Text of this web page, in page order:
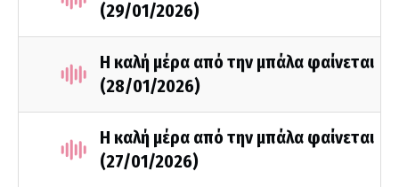
(29/01/2026)
Η καλή μέρα από την μπάλα φαίνεται
(28/01/2026)
Η καλή μέρα από την μπάλα φαίνεται
(27/01/2026)